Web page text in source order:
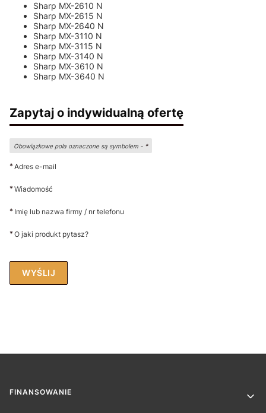
Sharp MX-2610 N
Sharp MX-2615 N
Sharp MX-2640 N
Sharp MX-3110 N
Sharp MX-3115 N
Sharp MX-3140 N
Sharp MX-3610 N
Sharp MX-3640 N
Zapytaj o indywidualną ofertę
Obowiązkowe pola oznaczone są symbolem - *
*Adres e-mail
*Wiadomość
* Imię lub nazwa firmy / nr telefonu
*O jaki produkt pytasz?
WYŚLIJ
Linki w stopce
FINANSOWANIE